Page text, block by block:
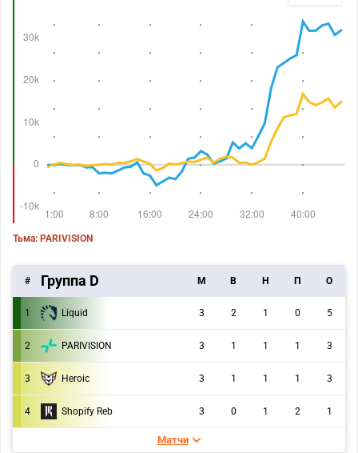
Тьма: PARIVISION
# Группа D M В Н П О
1 Liquid 3 2 1 0 5
2 PARIVISION 3 1 1 1 3
3 Heroic 3 1 1 1 3
4 Shopify Reb 3 0 1 2 1
Матчи